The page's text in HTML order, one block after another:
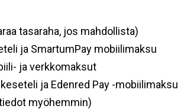
tasaraha, jos mahdollista)
ja SmartumPay mobiilimaksu
ja verkkomaksut
ja Edenred Pay -mobiilimaksu
myöhemmin)